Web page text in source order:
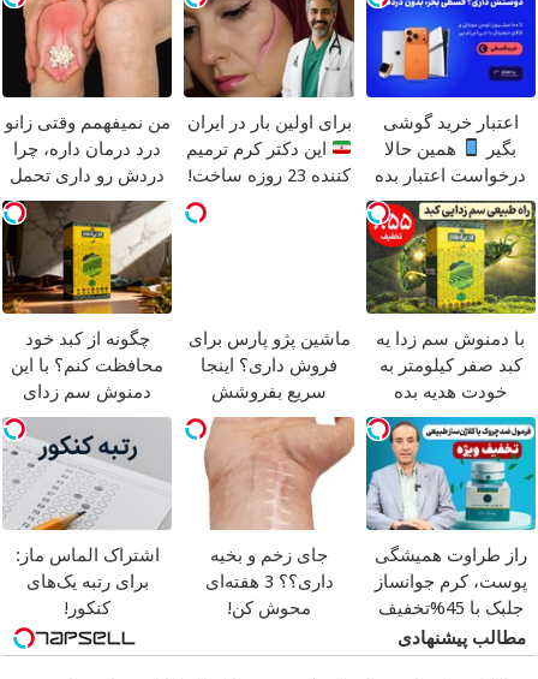
اعتبار خرید گوشی
بگیر
همین حالا
درخواست اعتبار بده
برای اولین بار در ایران
این دکتر کرم ترمیم
کننده 23 روزه ساخت!
من نمیفهمم وقتی زانو
درد درمان داره، چرا
دردش رو داری تحمل
میکنی؟
با دمنوش سم زدا یه
کبد صفر کیلومتر به
خودت هدیه بده
ماشین پژو پارس برای
فروش داری؟ اینجا
سریع بفروشش
چگونه از کبد خود
محافظت کنم؟ با این
دمنوش سم زدای
گیاهی
راز طراوت همیشگی
پوست، کرم جوانساز
جلبک با 45%تخفیف
جای زخم و بخیه
داری؟؟ 3 هفته‌ای
محوش کن!
اشتراک الماس ماز:
برای رتبه یک‌های
کنکور!
مطالب پیشنهادی